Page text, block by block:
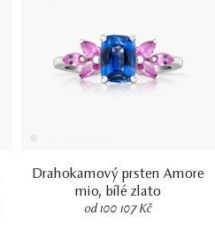
Drahokamový prsten Amore
mio, bílé zlato
od 100 107 Kč